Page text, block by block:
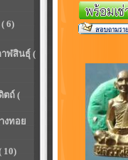
6)
าฬสินธุ์ (
ตถ์ (
งทอย
10)